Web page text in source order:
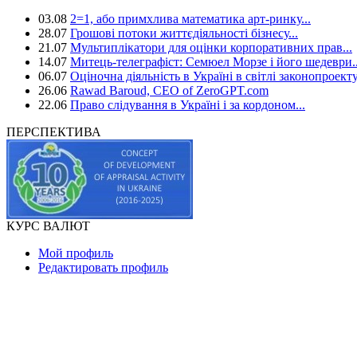
03.08 2=1, або примхлива математика арт-ринку...
28.07 Грошові потоки життєдіяльності бізнесу...
21.07 Мультиплікатори для оцінки корпоративних прав...
14.07 Митець-телеграфіст: Семюел Морзе і його
06.07 Оціночна діяльність в Україні в світлі
26.06 Rawad Baroud, CEO of ZeroGPT.com
22.06 Право слідування в Україні і за кордоном...
ПЕРСПЕКТИВА
КУРС ВАЛЮТ
Мой профиль
Редактировать профиль